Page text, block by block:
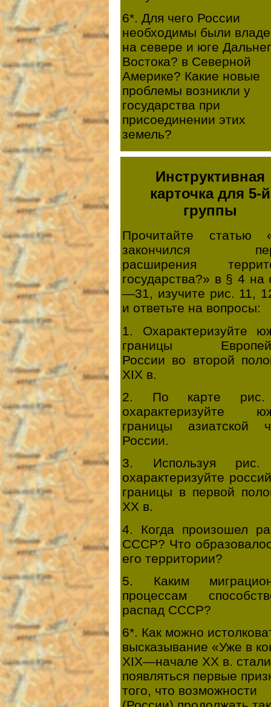
6*. Для чего России
необходимы были
на севере и юге
Востока? в Северной
Америке? Какие новые
проблемы возникли у
государства при
присоединении этих
земель?
Инструктивная
карточка для 5-й
группы
Прочитайте статью
закончился
расширения
государства?» в § 4 на
—31, изучите рис. 11,
и ответьте на вопросы:
1. Охарактеризуйте
границы
России во второй
XIX в.
2. По карте
охарактеризуйте
границы азиатской
России.
3. Используя
охарактеризуйте
границы в первой
XX в.
4. Когда произошел
СССР? Что
его территории?
5. Каким
процессам
распад СССР?
6*. Как можно
высказывание «Уже в
XIX—начале XХ в. стали
появляться первые
того, что возможности